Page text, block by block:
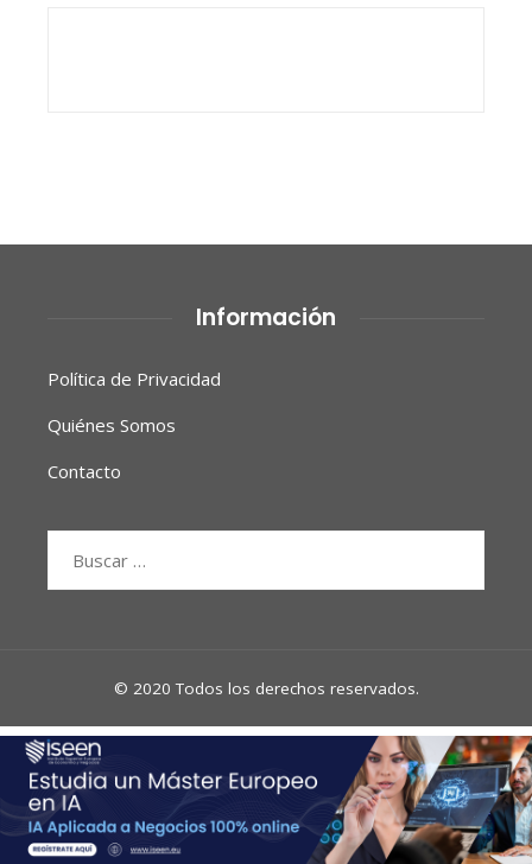
Información
Política de Privacidad
Quiénes Somos
Contacto
© 2020 Todos los derechos reservados.